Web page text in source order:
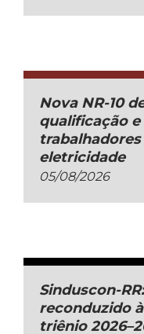
Nova NR-10
qualificação
eletricidade
05/08/2026
Sinduscon-
reconduzido
triênio